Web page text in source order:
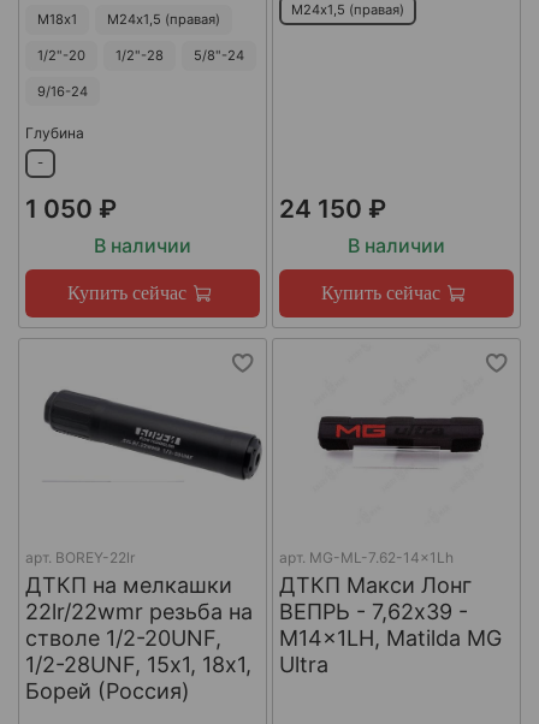
М18х1 М24х1,5 (правая)
1/2"-20 1/2"-28 5/8"-24
9/16-24
Глубина
-
1 050 ₽
В наличии
Купить сейчас
М24х1,5 (правая)
24 150 ₽
В наличии
Купить сейчас
арт. BOREY-22lr
ДТКП на мелкашки
22lr/22wmr резьба на
стволе 1/2-20UNF,
1/2-28UNF, 15х1, 18х1,
Борей (Россия)
арт. MG-ML-7.62-14x1Lh
ДТКП Макси Лонг
ВЕПРЬ - 7,62x39 -
M14x1LH, Matilda MG
Ultra